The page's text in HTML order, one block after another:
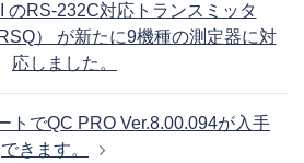
のRS-232C対応トランスミッタ
） が新たに9機種の測定器に対
応しました。
トでQC PRO Ver.8.00.094が入手
できます。